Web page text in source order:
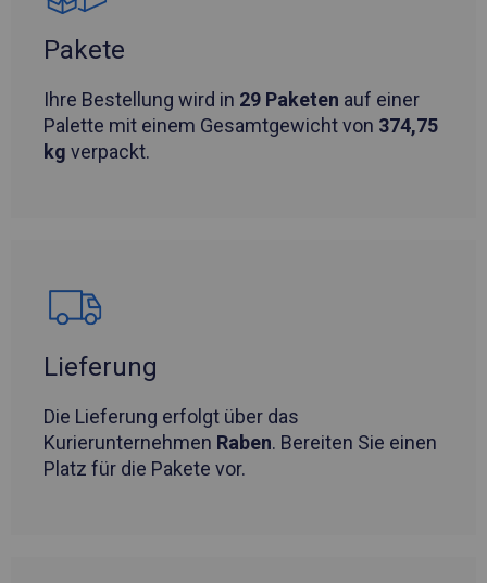
Pakete
Ihre Bestellung wird in 29 Paketen auf einer
Palette mit einem Gesamtgewicht von 374,75
kg verpackt.
Lieferung
Die Lieferung erfolgt über das
Kurierunternehmen Raben. Bereiten Sie einen
Platz für die Pakete vor.